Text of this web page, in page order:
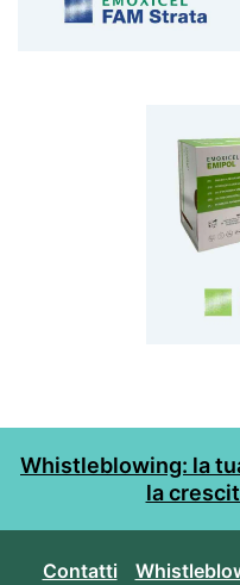
Whistleblowing: la
la
Contatti